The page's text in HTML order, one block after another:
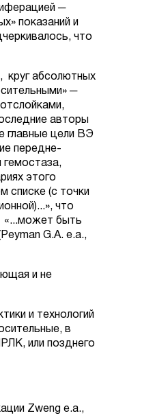
─
показаний и
что
круг абсолютных
─
авторы
главные цели ВЭ
передне-
гемостаза,
этого
списке (с точки
что
«...может быть
G.A. e.a.,
и не
и технологий
в
или позднего
Zweng e.a.,